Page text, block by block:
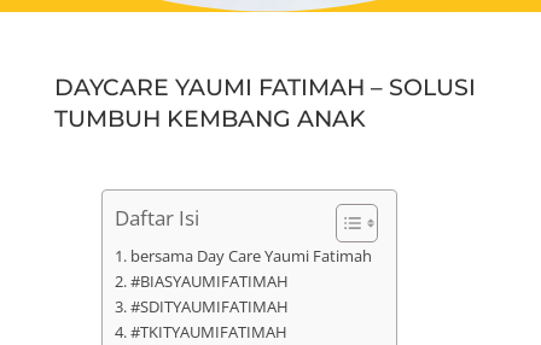
DAYCARE YAUMI FATIMAH – SOLUSI
TUMBUH KEMBANG ANAK
Daftar Isi
bersama Day Care Yaumi Fatimah
#BIASYAUMIFATIMAH
#SDITYAUMIFATIMAH
#TKITYAUMIFATIMAH